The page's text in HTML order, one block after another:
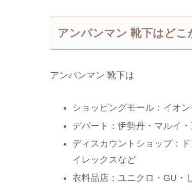
アンパンマン 靴下はどこ
アンパンマン 靴下は
ショッピングモール：イオ
デパート：伊勢丹・マルイ
ディスカウントショップ：
イレックスなど
衣料品店：ユニクロ・GU・